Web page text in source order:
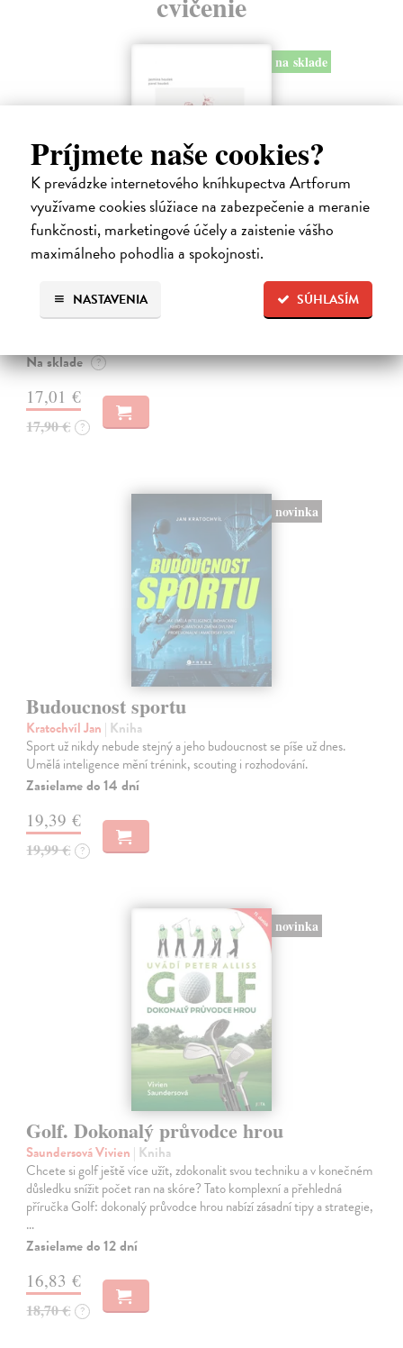
Príjmete naše cookies?
K prevádzke internetového kníhkupectva Artforum
využívame cookies slúžiace na zabezpečenie a meranie
funkčnosti, marketingové účely a zaistenie vášho
maximálneho pohodlia a spokojnosti.
SÚHLASÍM
NASTAVENIA
na sklade
Houdek Jasmína, Houdek Pavel
Stretli ste sa niekedy so sexuálnym obťažovaním? Čelili ste
Na sklade ?
17,01 €
17,90 € ?
novinka
Budoucnost sportu
Kratochvíl Jan | Kniha
Sport už nikdy nebude stejný a jeho budoucnost se píše už dnes.
Umělá inteligence mění trénink, scouting i rozhodování.
Zasielame do 14 dní
19,39 €
19,99 € ?
novinka
Golf. Dokonalý průvodce hrou
Saundersová Vivien | Kniha
Chcete si golf ještě více užít, zdokonalit svou techniku a v konečném
důsledku snížit počet ran na skóre? Tato komplexní a přehledná
příručka Golf: dokonalý průvodce hrou nabízí zásadní tipy a strategie,
…
Zasielame do 12 dní
16,83 €
18,70 € ?